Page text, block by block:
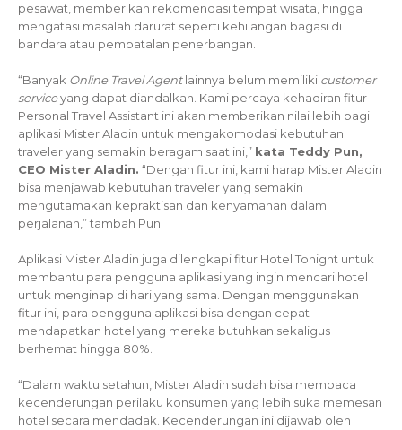
pesawat, memberikan rekomendasi tempat wisata, hingga
mengatasi masalah darurat seperti kehilangan bagasi di
bandara atau pembatalan penerbangan.
“Banyak Online Travel Agentlainnya belum memiliki customer
serviceyang dapat diandalkan. Kami percaya kehadiran fitur
Personal Travel Assistant ini akan memberikan nilai lebih bagi
aplikasi Mister Aladin untuk mengakomodasi kebutuhan
traveler yang semakin beragam saat ini,” kata Teddy Pun,
CEO Mister Aladin. “Dengan fitur ini, kami harap Mister Aladin
bisa menjawab kebutuhan traveler yang semakin
mengutamakan kepraktisan dan kenyamanan dalam
perjalanan,” tambah Pun.
Aplikasi Mister Aladin juga dilengkapi fitur Hotel Tonight untuk
membantu para pengguna aplikasi yang ingin mencari hotel
untuk menginap di hari yang sama. Dengan menggunakan
fitur ini, para pengguna aplikasi bisa dengan cepat
mendapatkan hotel yang mereka butuhkan sekaligus
berhemat hingga 80%.
“Dalam waktu setahun, Mister Aladin sudah bisa membaca
kecenderungan perilaku konsumen yang lebih suka memesan
hotel secara mendadak. Kecenderungan ini dijawab oleh